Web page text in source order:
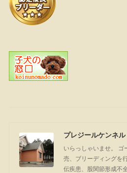
プレジールケンネル
いらっしゃいませ。 ゴ
売、ブリーディングを
伝疾患、股関節形成不